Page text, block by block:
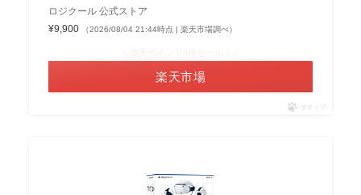
ロジクール 公式ストア
¥9,900
（2026/08/04 21:44時点 | 楽天市場調べ）
楽天市場
ポチップ